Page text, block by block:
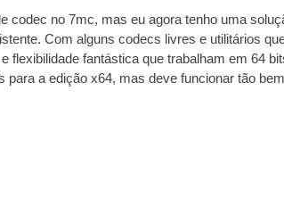
codec no 7mc, mas eu agora tenho uma
Com alguns codecs livres e utilitários
flexibilidade fantástica que trabalham em 64
a edição x64, mas deve funcionar tão